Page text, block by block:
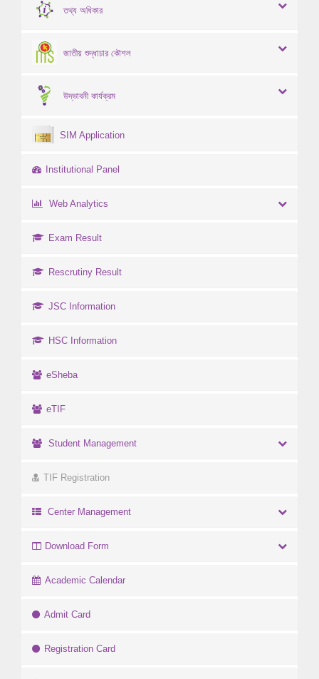
তথ্য অধিকার
জাতীয় শুদ্ধাচার কৌশল
উদ্ভাবনী কার্যক্রম
SIM Application
Institutional Panel
Web Analytics
Exam Result
Rescrutiny Result
JSC Information
HSC Information
eSheba
eTIF
Student Management
TIF Registration
Center Management
Download Form
Academic Calendar
Admit Card
Registration Card